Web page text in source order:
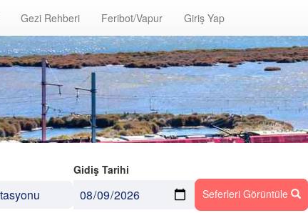
Gezi Rehberi Feribot/Vapur Giriş Yap
Gidiş Tarihi
Seferleri Görüntüle